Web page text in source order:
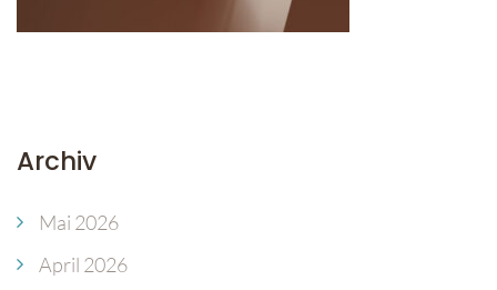
Archiv
Mai 2026
April 2026